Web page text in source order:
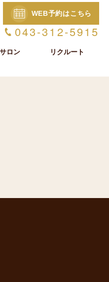
WEB予約はこちら
043-312-5915
ロン リクルート